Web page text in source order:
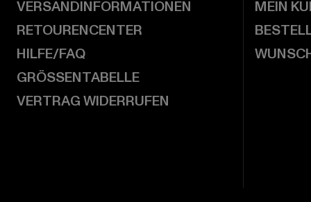
VERSANDINFORMATIONEN
RETOURENCENTER
HILFE/FAQ
GRÖSSENTABELLE
VERTRAG WIDERRUFEN
MEIN